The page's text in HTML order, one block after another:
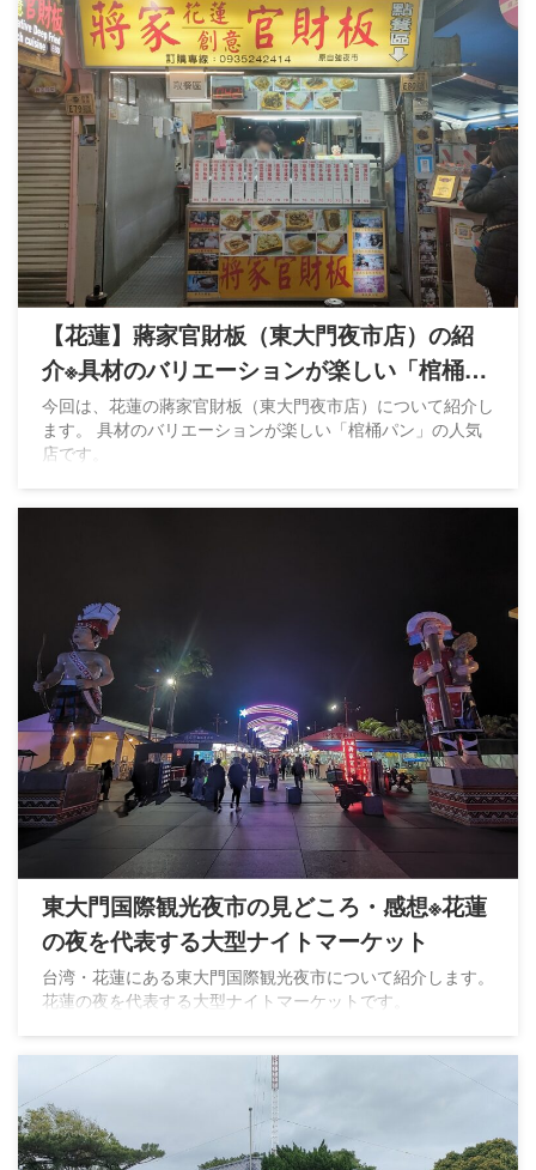
【花蓮】蔣家官財板（東大門夜市店）の紹
介※具材のバリエーションが楽しい「棺桶パ
ン」
今回は、花蓮の蔣家官財板（東大門夜市店）について紹介し
ます。 具材のバリエーションが楽しい「棺桶パン」の人気
店です。
東大門国際観光夜市の見どころ・感想※花蓮
の夜を代表する大型ナイトマーケット
台湾・花蓮にある東大門国際観光夜市について紹介します。
花蓮の夜を代表する大型ナイトマーケットです。